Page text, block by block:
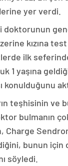
yer verdi.
doktorunun
kızına test
ilk
1 yaşına
konulduğunu
teşhisinin ve
bulmanın
Charge
bunun için
söyledi.